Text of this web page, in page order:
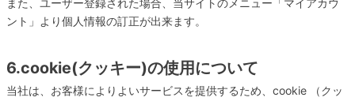
また、ユーザー登録された場合、当サイトのメニュー「マイアカウ
ント」より個人情報の訂正が出来ます。
6.cookie(クッキー)の使用について
当社は、お客様によりよいサービスを提供するため、cookie （クッ